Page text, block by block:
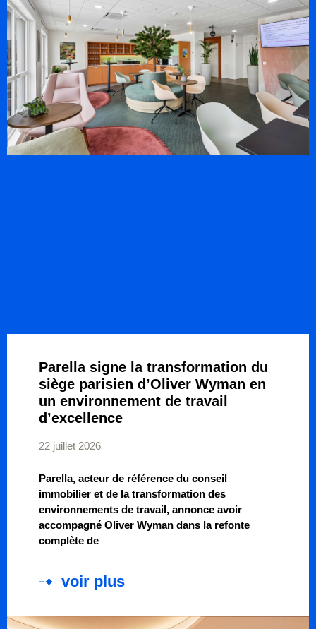
Parella signe la transformation du
siège parisien d’Oliver Wyman en
un environnement de travail
d’excellence
22 juillet 2026
Parella, acteur de référence du conseil
immobilier et de la transformation des
environnements de travail, annonce avoir
accompagné Oliver Wyman dans la refonte
complète de
voir plus